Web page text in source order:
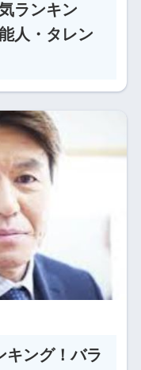
ランキン
人・タレン
キング！バラ